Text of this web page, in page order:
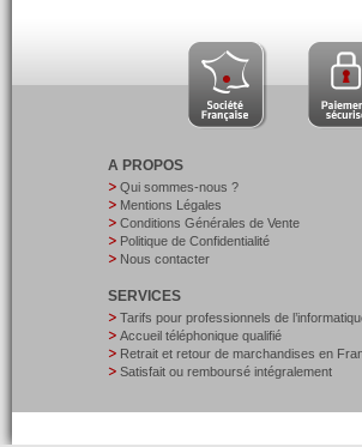
A PROPOS
Qui sommes-nous ?
Mentions Légales
Conditions Générales de Vente
Politique de Confidentialité
Nous contacter
SERVICES
Tarifs pour professionnels de
Accueil téléphonique qualifié
Retrait et retour de marchandises en
Satisfait ou remboursé intégralement